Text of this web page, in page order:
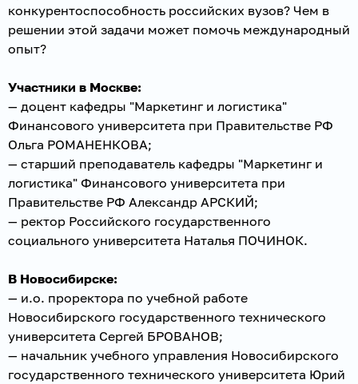
конкурентоспособность российских вузов? Чем в
решении этой задачи может помочь международный
опыт?
Участники в Москве:
— доцент кафедры "Маркетинг и логистика"
Финансового университета при Правительстве РФ
Ольга РОМАНЕНКОВА;
— старший преподаватель кафедры "Маркетинг и
логистика" Финансового университета при
Правительстве РФ Александр АРСКИЙ;
— ректор Российского государственного
социального университета Наталья ПОЧИНОК.
В Новосибирске:
— и.о. проректора по учебной работе
Новосибирского государственного технического
университета Сергей БРОВАНОВ;
— начальник учебного управления Новосибирского
государственного технического университета Юрий